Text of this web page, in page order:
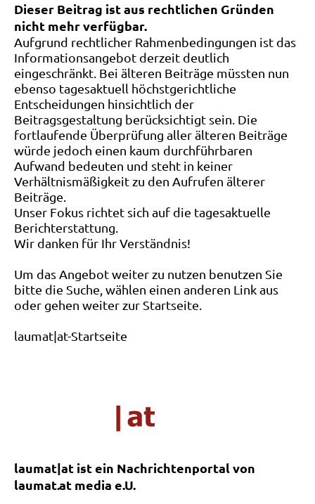
Dieser Beitrag ist aus rechtlichen Gründen
nicht mehr verfügbar.
Aufgrund rechtlicher Rahmenbedingungen ist das
Informationsangebot derzeit deutlich
eingeschränkt. Bei älteren Beiträge müssten nun
ebenso tagesaktuell höchstgerichtliche
Entscheidungen hinsichtlich der
Beitragsgestaltung berücksichtigt sein. Die
fortlaufende Überprüfung aller älteren Beiträge
würde jedoch einen kaum durchführbaren
Aufwand bedeuten und steht in keiner
Verhältnismäßigkeit zu den Aufrufen älterer
Beiträge.
Unser Fokus richtet sich auf die tagesaktuelle
Berichterstattung.
Wir danken für Ihr Verständnis!
Um das Angebot weiter zu nutzen benutzen Sie
bitte die Suche, wählen einen anderen Link aus
oder gehen weiter zur Startseite.
laumat|at-Startseite
laumat|at ist ein Nachrichtenportal von
laumat.at media e.U.